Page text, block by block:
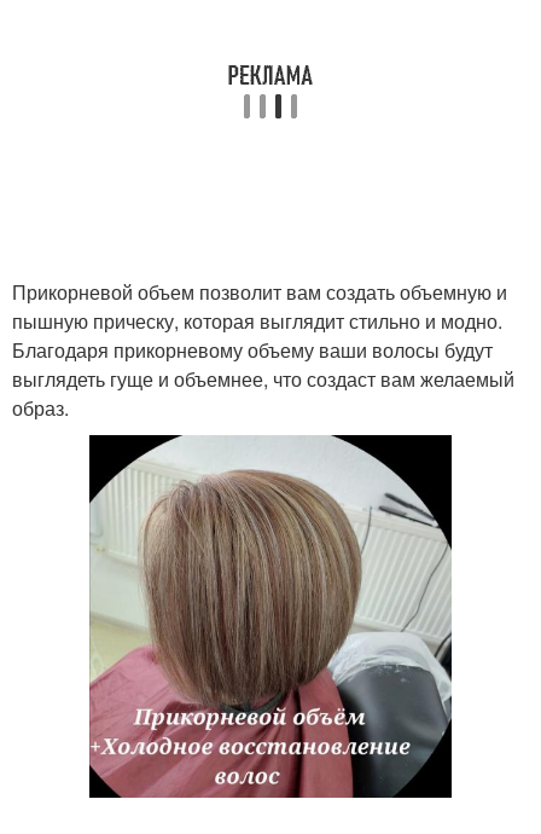
Прикорневой объем позволит вам создать объемную и
пышную прическу, которая выглядит стильно и модно.
Благодаря прикорневому объему ваши волосы будут
выглядеть гуще и объемнее, что создаст вам желаемый
образ.